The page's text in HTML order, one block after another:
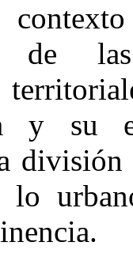
de las
y su
lo